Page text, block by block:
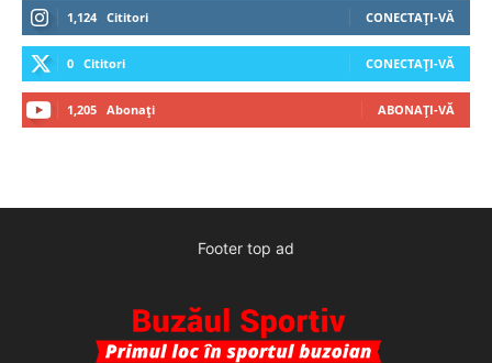
1,124 Cititori CONECTAȚI-VĂ
0 Cititori CONECTAȚI-VĂ
1,205 Abonați ABONAȚI-VĂ
Footer top ad